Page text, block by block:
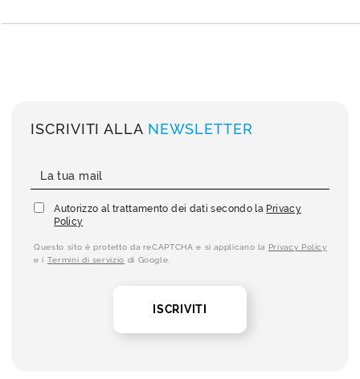
ISCRIVITI ALLA NEWSLETTER
Autorizzo al trattamento dei dati secondo la Privacy
Policy
Questo sito è protetto da reCAPTCHA e si applicano la Privacy Policy
e i Termini di servizio di Google.
ISCRIVITI